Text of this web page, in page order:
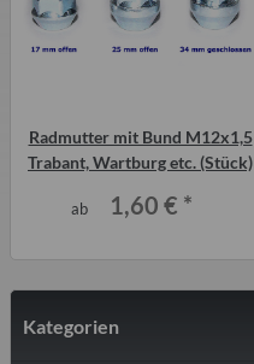
Radmutter mit Bund M12x1,5
Trabant, Wartburg etc. (Stück)
ab 1,60 € *
Kategorien